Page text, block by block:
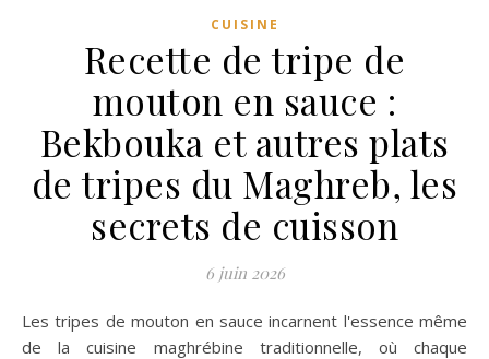
CUISINE
Recette de tripe de
mouton en sauce :
Bekbouka et autres plats
de tripes du Maghreb, les
secrets de cuisson
6 juin 2026
Les tripes de mouton en sauce incarnent l'essence même
de la cuisine maghrébine traditionnelle, où chaque